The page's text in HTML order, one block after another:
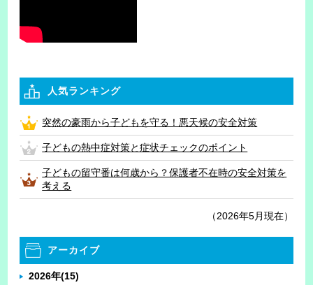
人気ランキング
突然の豪雨から子どもを守る！悪天候の安全対策
子どもの熱中症対策と症状チェックのポイント
子どもの留守番は何歳から？保護者不在時の安全対策を
考える
（2026年5月現在）
アーカイブ
2026年(15)